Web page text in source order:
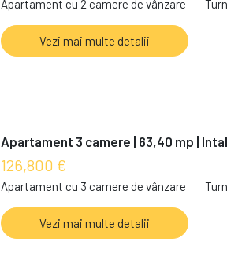
Apartament cu 2 camere de vânzare
Vezi mai multe detalii
Apartament 3 camere | 63,40 mp |
126,800 €
Apartament cu 3 camere de vânzare
Vezi mai multe detalii